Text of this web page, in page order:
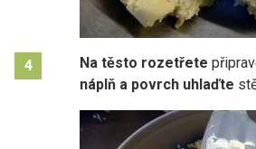
4 Na těsto rozetřete
náplň a povrch uhlaďte